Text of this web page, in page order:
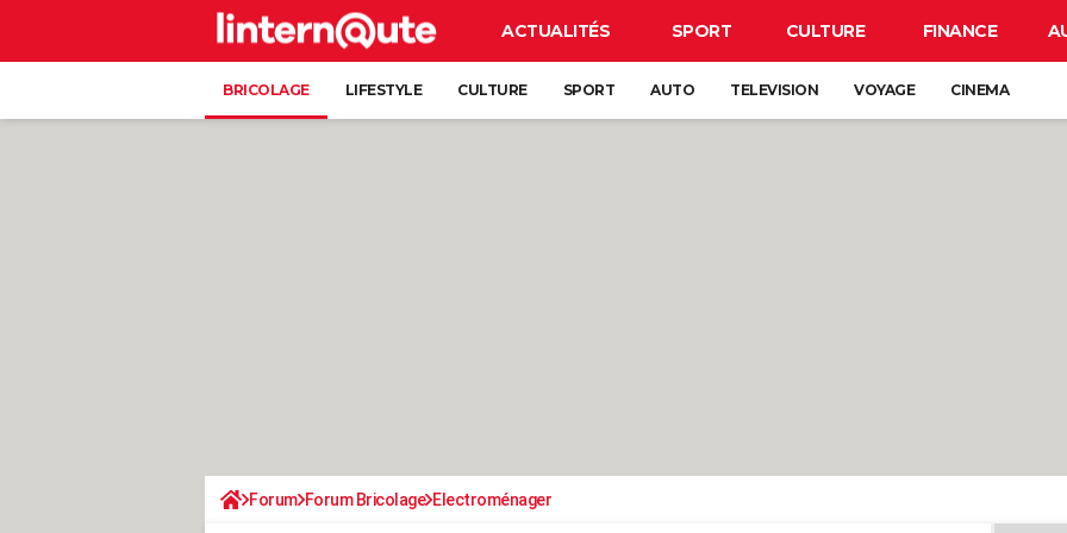
ACTUALITÉS SPORT CULTURE FINANCE
BRICOLAGE LIFESTYLE CULTURE SPORT AUTO TELEVISION VOYAGE CINEMA
Forum Forum Bricolage Electroménager